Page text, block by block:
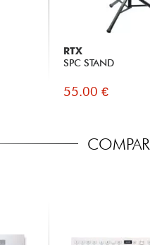
RTX
SPC STAND
55.00 €